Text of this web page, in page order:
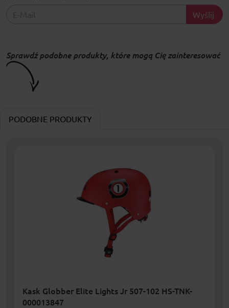
Wyślij
Sprawdź podobne produkty, które mogą Cię zainteresować
PODOBNE PRODUKTY
Kask Globber Elite Lights Jr 507-102 HS-TNK-
000013847